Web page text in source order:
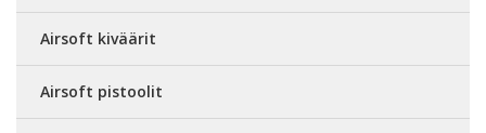
Airsoft kiväärit
Airsoft pistoolit